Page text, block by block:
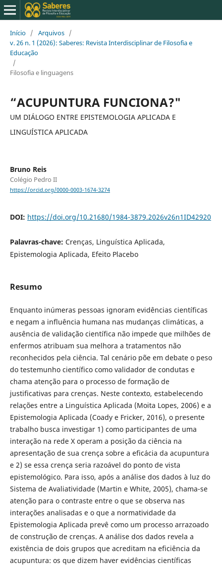
Início / Arquivos /
v. 26 n. 1 (2026): Saberes: Revista Interdisciplinar de Filosofia e
Educação
/
Filosofia e linguagens
“ACUPUNTURA FUNCIONA?"
UM DIÁLOGO ENTRE EPISTEMOLOGIA APLICADA E
LINGUÍSTICA APLICADA
Bruno Reis
Colégio Pedro II
https://orcid.org/0000-0003-1674-3274
DOI: https://doi.org/10.21680/1984-3879.2026v26n1ID42920
Palavras-chave: Crenças, Linguística Aplicada,
Epistemologia Aplicada, Efeito Placebo
Resumo
Enquanto inúmeras pessoas ignoram evidências científicas
e negam a influência humana nas mudanças climáticas, a
ausência de validação científica não impede que milhões de
enfermos atribuam sua melhora a tratamentos não
reconhecidos pela ciência. Tal cenário põe em debate o peso
do testemunho científico como validador de condutas e
chama atenção para o processo de formação de
justificativas para crenças. Neste contexto, estabelecendo
relações entre a Linguística Aplicada (Moita Lopes, 2006) e a
Epistemologia Aplicada (Coady e Fricker, 2016), o presente
trabalho busca investigar 1) como participantes de uma
interação na rede X operam a posição da ciência na
apresentação de sua crença sobre a eficácia da acupuntura
e 2) se essa crença seria razoável do ponto de vista
epistemológico. Para isso, após a análise dos dados à luz do
Sistema de Avaliatividade (Martin e White, 2005), chama-se
atenção para o contraste entre o que se observa nas
interações analisadas e o que a normatividade da
Epistemologia Aplicada prevê como um processo arrazoado
de construção de crenças. A análise dos dados revela a
existência de dois grupos que acreditam na eficiência da
acupuntura: os que dizem haver evidências científicas